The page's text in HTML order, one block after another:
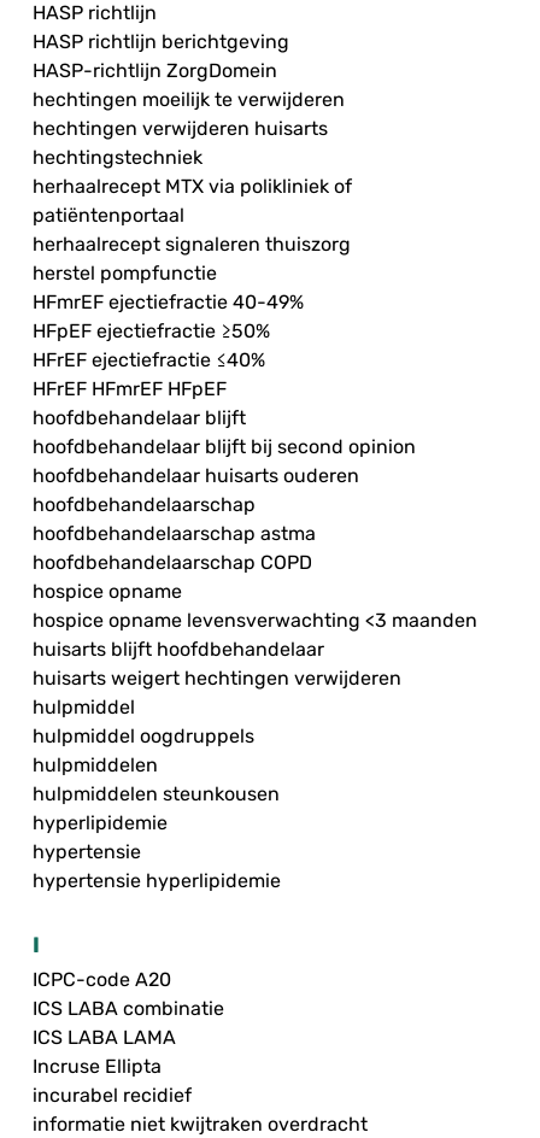
HASP richtlijn
HASP richtlijn berichtgeving
HASP-richtlijn ZorgDomein
hechtingen moeilijk te verwijderen
hechtingen verwijderen huisarts
hechtingstechniek
herhaalrecept MTX via polikliniek of
patiëntenportaal
herhaalrecept signaleren thuiszorg
herstel pompfunctie
HFmrEF ejectiefractie 40-49%
HFpEF ejectiefractie ≥50%
HFrEF ejectiefractie ≤40%
HFrEF HFmrEF HFpEF
hoofdbehandelaar blijft
hoofdbehandelaar blijft bij second opinion
hoofdbehandelaar huisarts ouderen
hoofdbehandelaarschap
hoofdbehandelaarschap astma
hoofdbehandelaarschap COPD
hospice opname
hospice opname levensverwachting <3 maanden
huisarts blijft hoofdbehandelaar
huisarts weigert hechtingen verwijderen
hulpmiddel
hulpmiddel oogdruppels
hulpmiddelen
hulpmiddelen steunkousen
hyperlipidemie
hypertensie
hypertensie hyperlipidemie
I
ICPC-code A20
ICS LABA combinatie
ICS LABA LAMA
Incruse Ellipta
incurabel recidief
informatie niet kwijtraken overdracht